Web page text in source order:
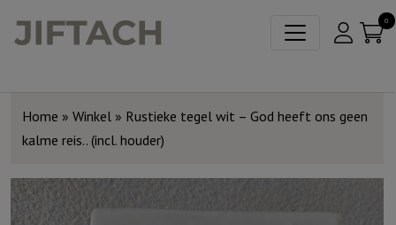
0
Home » Winkel » Rustieke tegel wit – God heeft ons geen
kalme reis.. (incl. houder)